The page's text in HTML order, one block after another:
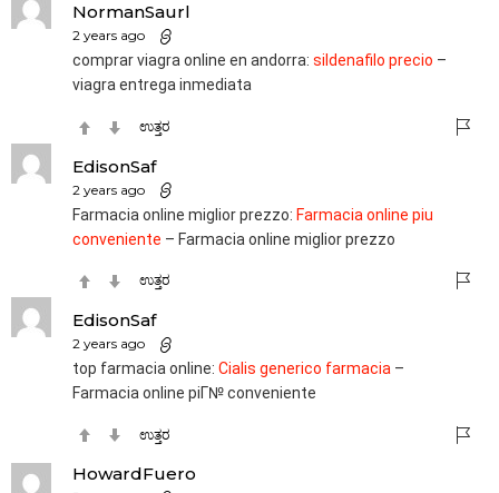
NormanSaurl
2 years ago
comprar viagra online en andorra: sildenafilo precio –
viagra entrega inmediata
ಉತ್ತರ
EdisonSaf
2 years ago
Farmacia online miglior prezzo: Farmacia online piu
conveniente – Farmacia online miglior prezzo
ಉತ್ತರ
EdisonSaf
2 years ago
top farmacia online: Cialis generico farmacia –
Farmacia online piГ№ conveniente
ಉತ್ತರ
HowardFuero